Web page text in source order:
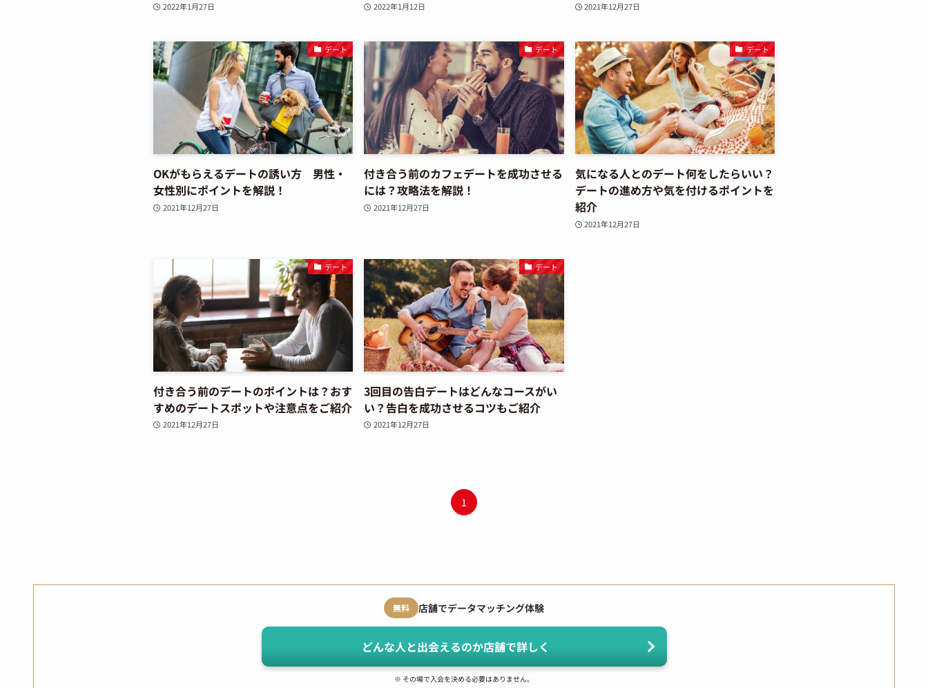
2022年1月27日 2022年1月12日 2021年12月27日
デート
OKがもらえるデートの誘い方 男性・
女性別にポイントを解説！
2021年12月27日
デート
付き合う前のカフェデートを成功させる
には？攻略法を解説！
2021年12月27日
デート
気になる人とのデート何をしたらいい？
デートの進め方や気を付けるポイントを
紹介
2021年12月27日
デート
付き合う前のデートのポイントは？おす
すめのデートスポットや注意点をご紹介
2021年12月27日
デート
3回目の告白デートはどんなコースがい
い？告白を成功させるコツもご紹介
2021年12月27日
1
無料 店舗でデータマッチング体験
どんな人と出会えるのか店舗で詳しく
※ その場で入会を決める必要はありません。